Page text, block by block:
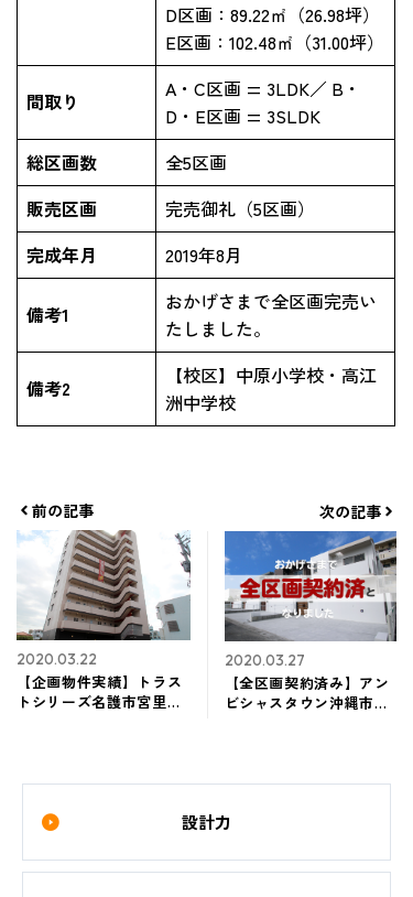
D区画：89.22㎡（26.98坪）
E区画：102.48㎡（31.00坪）
間取り
A・C区画 = 3LDK／ B・
D・E区画 = 3SLDK
総区画数
全5区画
販売区画
完売御礼（5区画）
完成年月
2019年8月
備考1
おかげさまで全区画完売い
たしました。
備考2
【校区】中原小学校・高江
洲中学校
前の記事
2020.03.22
【企画物件実績】トラス
トシリーズ名護市宮里
次の記事
2020.03.27
【全区画契約済み】アン
ビシャスタウン沖縄市美
設計力